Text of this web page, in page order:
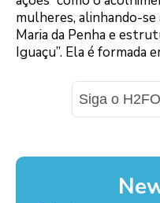
mulheres, alinhando-
Maria da Penha e
Iguaçu”. Ela é formada
Siga o